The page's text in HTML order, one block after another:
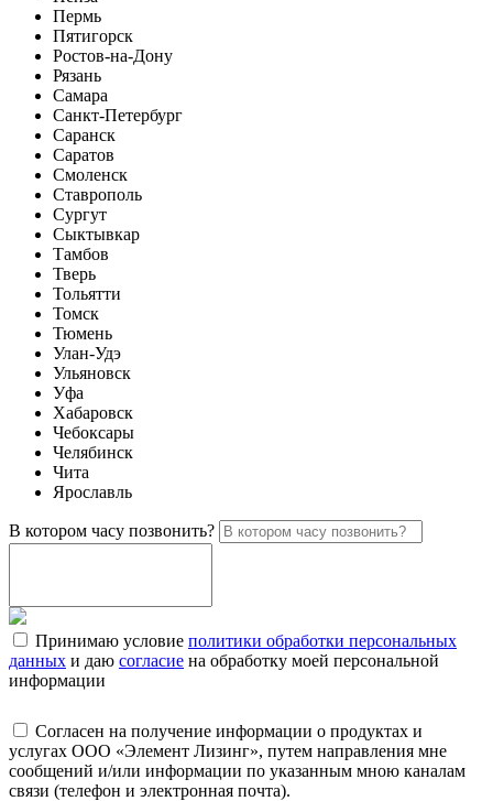
Пермь
Пятигорск
Ростов-на-Дону
Рязань
Самара
Санкт-Петербург
Саранск
Саратов
Смоленск
Ставрополь
Сургут
Сыктывкар
Тамбов
Тверь
Тольятти
Томск
Тюмень
Улан-Удэ
Ульяновск
Уфа
Хабаровск
Чебоксары
Челябинск
Чита
Ярославль
В котором часу позвонить?
Принимаю условие политики обработки персональных
данных и даю согласие на обработку моей персональной
информации
Согласен на получение информации о продуктах и
услугах ООО «Элемент Лизинг», путем направления мне
сообщений и/или информации по указанным мною каналам
связи (телефон и электронная почта).